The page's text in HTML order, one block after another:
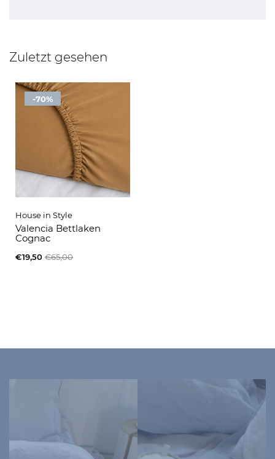
Zuletzt gesehen
-70%
House in Style
Valencia Bettlaken
Cognac
€19,50 €65,00